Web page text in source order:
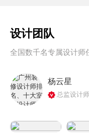
设计团队
全国数千名专属设计师
杨云星
总监设计师